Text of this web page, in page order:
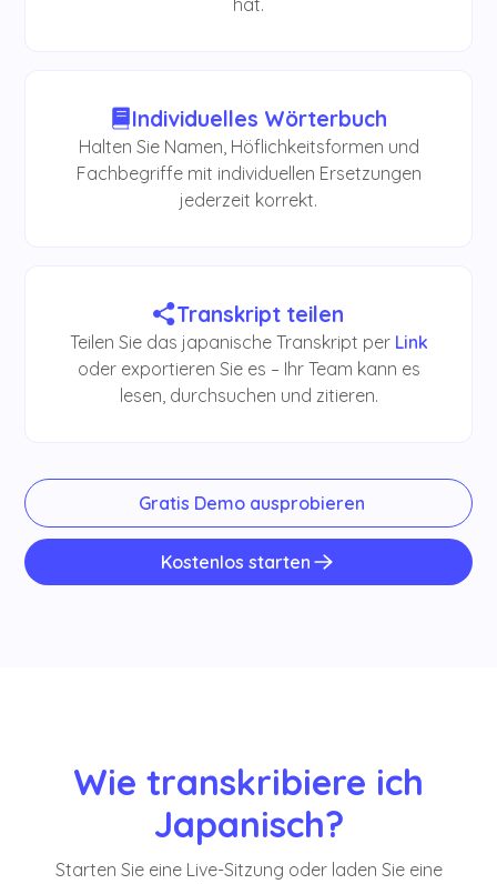
Individuelles Wörterbuch
Halten Sie Namen, Höflichkeitsformen und
Fachbegriffe mit individuellen Ersetzungen
jederzeit korrekt.
Transkript teilen
Teilen Sie das japanische Transkript per Link
oder exportieren Sie es – Ihr Team kann es
lesen, durchsuchen und zitieren.
Gratis Demo ausprobieren
Kostenlos starten
Wie transkribiere ich
Japanisch?
Starten Sie eine Live-Sitzung oder laden Sie eine